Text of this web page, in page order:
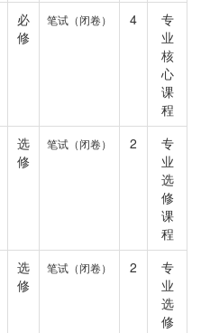
必
修
笔试（闭卷） 4
专
业
核
心
课
程
选
修
笔试（闭卷） 2
专
业
选
修
课
程
选
修
笔试（闭卷） 2
专
业
选
修